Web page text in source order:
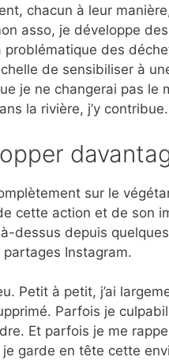
chacun à leur
asso, je développe
problématique des
de sensibiliser à
je ne changerai pas le
la rivière, j’y contribue.
sur le
cette action et de son
dessus depuis
Instagram.
Petit à petit, j’ai
Parfois je
Et parfois je me
garde en tête cette